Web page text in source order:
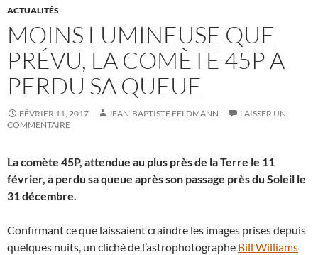
ACTUALITÉS
MOINS LUMINEUSE QUE
PRÉVU, LA COMÈTE 45P A
PERDU SA QUEUE
FÉVRIER 11, 2017 JEAN-BAPTISTE FELDMANN
LAISSER UN
COMMENTAIRE
La comète 45P, attendue au plus près de la Terre le 11
février, a perdu sa queue après son passage près du Soleil le
31 décembre.
Confirmant ce que laissaient craindre les images prises depuis
quelques nuits, un cliché de l’astrophotographe Bill Williams